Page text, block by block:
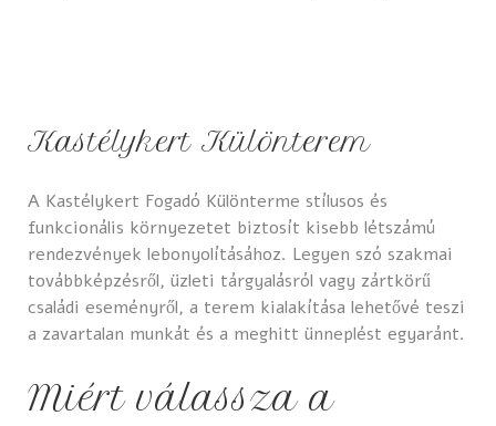
Kastélykert Különterem
A Kastélykert Fogadó Különterme stílusos és
funkcionális környezetet biztosít kisebb létszámú
rendezvények lebonyolításához. Legyen szó szakmai
továbbképzésről, üzleti tárgyalásról vagy zártkörű
családi eseményről, a terem kialakítása lehetővé teszi
a zavartalan munkát és a meghitt ünneplést egyaránt.
Miért válassza a